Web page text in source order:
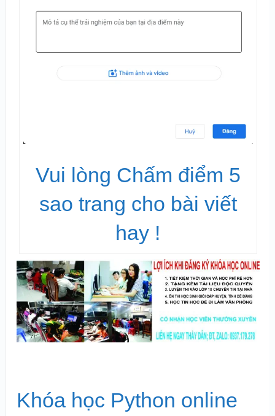
Vui lòng Chấm điểm 5
sao trang cho bài viết
hay !
Khóa học Python online